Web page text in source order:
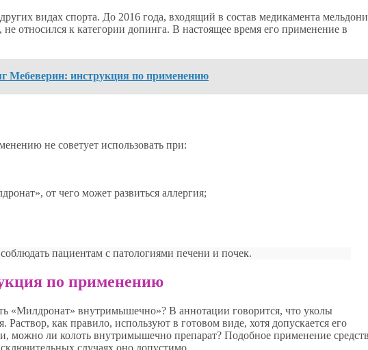
видах спорта. До 2016 года, входящий в состав медикамента
не относился к категории допинга. В настоящее время его применение в
Мебеверин: инструкция по применению
не советует использовать при:
от чего может развиться аллергия;
пациентам с патологиями печени и почек.
по применению
внутримышечно»? В аннотации говорится, что уколы
Раствор, как правило, используют в готовом виде, хотя допускается его
можно ли колоть внутримышечно препарат? Подобное применение